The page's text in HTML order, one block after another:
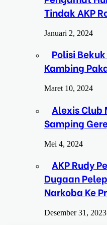
Tindak AKP
Januari 2, 2024
Polisi
Kambing
Maret 10, 2024
Alexis Club
Samping
Mei 4, 2024
AKP Rudy
Dugaan
Narkoba Ke
Desember 31, 2023